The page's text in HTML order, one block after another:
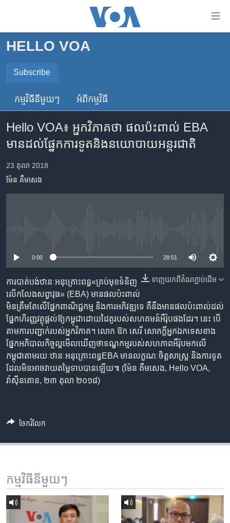
គេហទំព័រ​
រំលង​
ព័ត៌មាន​​
តែ​
រំលង​
និង​
ចូល​
រំលង​
និង​
ចូល​
ទៅ​
កាន់​
ទំព័រ​
ស្វែង​
រក
កម្ពុជា
អន្តរជាតិ
ចិន
ហេឡូវីអូអេ
កម្ពុជាច្នៃប្រតិដ្ឋ
ព្រឹត្តិការណ៍ព័ត៌មាន
ទូរទស្សន៍ / វីដេអូ​
ភាសា
HELLO VOA
Subscribe
SUBSCRIBE
ទទួល​​​សេវា​​​ Podcast
កម្មវិធី​នីមួយៗ អំពី​កម្មវិធី​
Hello VOA៖ អ្នកវិភាគ​ថា ផល​ប៉ះពាល់ EBA
មាន​ដល់​ផ្នែកការទូត​និង​នយោបាយ​អន្តរជាតិ
23 តុលា 2018
ម៉ែន គឹមសេង
0:00 28:51
ទាញ​យក​ពី​តំណភ្ជាប់​ដើម
ការបាត់បង់​ឋានៈ​អនុគ្រោះ​ពន្ធ«គ្រប់​មុខ​ទំនិញ​
លើកលែង​សព្វាវុធ‍» (EBA) មាន​ផលប៉ះពាល់​
មិន​ត្រឹមតែ​លើ​ផ្នែក​ពាណិជ្ជកម្ម និង​ការអភិវឌ្ឍ​ទេ គឺ​នឹង​មាន​ផលប៉ះពាល់​ដល់​
ផ្នែក​ហិរញ្ញវត្ថុ​ផ្តល់​ឱ្យ​កម្ពុជា​ដោយ​ដៃ​គូរបស់​សហគមន៍​អឺរ៉ុប​ផងដែរ។ នេះ បើ​
តាម​ការបញ្ជាក់​របស់​អ្នកវិភាគ។ លោក ឱក សេរី សោភក្តិ៍​អ្នកឯកទេស​ខាង
ផ្នែក​អភិបាល​កិច្ច​ល្អ​មើល​ឃើញ​ថា​ទណ្ឌកម្ម​របស់​សហភាព​អឺរ៉ុប​មក​លើ​
កម្ពុជា​តាម​រយៈឋានៈ​អនុគ្រោះ​ពន្ធEBA មាន​លក្ខណៈ​ចិត្តសាស្រ្ត និង​ការទូត​
ដែល​មិន​អាច​វាយ​តម្លៃ​ទាប​បាន​ឡើយ៕ (ម៉ែន គឹមសេង, Hello VOA,
វ៉ាស៊ីនតោន, ២៣ តុលា ២០១៨)
ចែករំលែក
កម្មវិធី​នីមួយៗ